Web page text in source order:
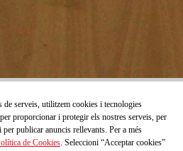
serveis, utilitzem cookies i tecnologies
proporcionar i protegir els nostres serveis, per
publicar anuncis rellevants. Per a més
de Cookies. Seleccioni “Acceptar cookies”